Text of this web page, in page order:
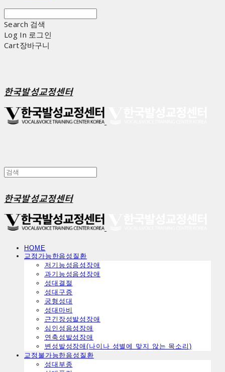
Search 검색
Log In 로그인
Cart장바구니
한국발성교정센터
한국발성교정센터
HOME
교정가능한음성질환
ㅤ저기능성음성장애
ㅤ과기능성음성장애
ㅤ성대결절
ㅤ성대구증
ㅤ궁형성대
ㅤ성대마비
ㅤ근긴장성발성장애
ㅤ심인성음성장애
ㅤ연축성발성장애
ㅤ변성발성장애(나이나 성별에 맞지 않는 목소리)
교정불가능한음성질환
ㅤ성대부종